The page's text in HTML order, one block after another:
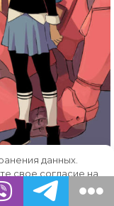
данных.
свое согласие на
OK